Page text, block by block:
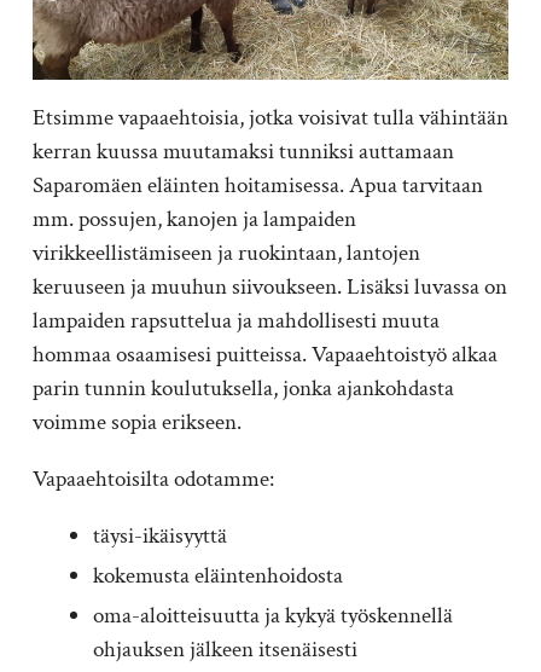
Etsimme vapaaehtoisia, jotka voisivat tulla vähintään
kerran kuussa muutamaksi tunniksi auttamaan
Saparomäen eläinten hoitamisessa. Apua tarvitaan
mm. possujen, kanojen ja lampaiden
virikkeellistämiseen ja ruokintaan, lantojen
keruuseen ja muuhun siivoukseen. Lisäksi luvassa on
lampaiden rapsuttelua ja mahdollisesti muuta
hommaa osaamisesi puitteissa. Vapaaehtoistyö alkaa
parin tunnin koulutuksella, jonka ajankohdasta
voimme sopia erikseen.
Vapaaehtoisilta odotamme:
täysi-ikäisyyttä
kokemusta eläintenhoidosta
oma-aloitteisuutta ja kykyä työskennellä
ohjauksen jälkeen itsenäisesti